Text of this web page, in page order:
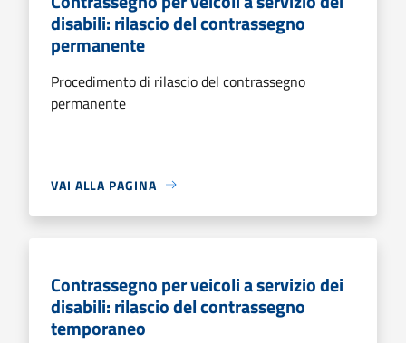
disabili: rilascio del contrassegno
permanente
Procedimento di rilascio del contrassegno
permanente
VAI ALLA PAGINA
Contrassegno per veicoli a servizio dei
disabili: rilascio del contrassegno
temporaneo